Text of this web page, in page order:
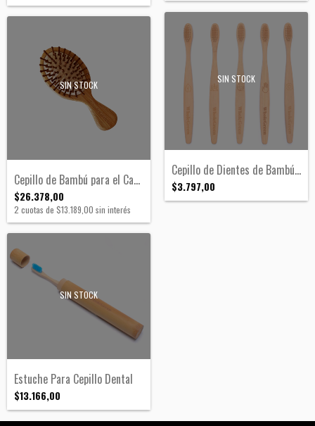
SIN STOCK
Cepillo de Bambú para el Cabello Tamaño...
$26.378,00
2 cuotas de $13.189,00 sin interés
SIN STOCK
Estuche Para Cepillo Dental
$13.166,00
SIN STOCK
Cepillo de Dientes de Bambú | Alabama
$3.797,00